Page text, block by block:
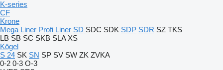
K-series
CF
Krone
Mega Liner Profi Liner SD SDC SDK SDP SDR SZ TKS
LB SB SC SKB SLA XS
Kögel
S 24 SK SN SP SV SW ZK ZVKA
0-2 0-3 O-3